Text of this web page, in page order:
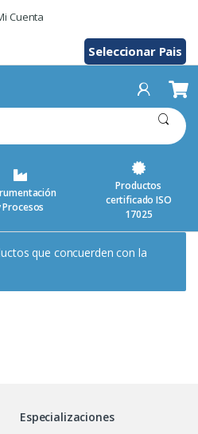
Cuenta
Seleccionar Pais
Procesos
Productos
certificado ISO
17025
que concuerden con la
Especializaciones